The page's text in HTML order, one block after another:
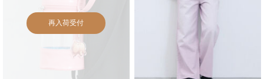
再入荷受付